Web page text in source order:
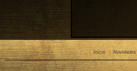
Início Novidades